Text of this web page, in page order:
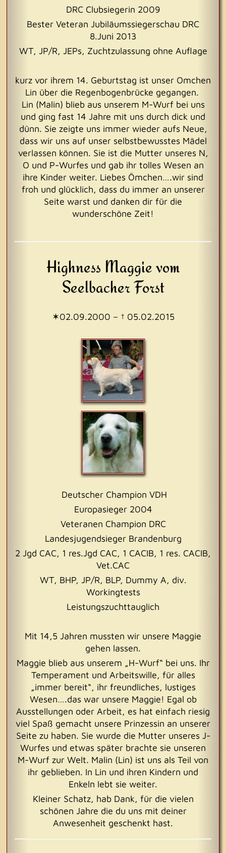
DRC Clubsiegerin 2009
Bester Veteran Jubiläumssiegerschau DRC
8.Juni 2013
WT, JP/R, JEPs, Zuchtzulassung ohne Auflage
kurz vor ihrem 14. Geburtstag ist unser Omchen
Lin über die Regenbogenbrücke gegangen.
Lin (Malin) blieb aus unserem M-Wurf bei uns
und ging fast 14 Jahre mit uns durch dick und
dünn. Sie zeigte uns immer wieder aufs Neue,
dass wir uns auf unser selbstbewusstes Mädel
verlassen können. Sie ist die Mutter unseres N,
O und P-Wurfes und gab ihr tolles Wesen an
ihre Kinder weiter. Liebes Ömchen….wir sind
froh und glücklich, dass du immer an unserer
Seite warst und danken dir für die
wunderschöne Zeit!
Highness Maggie vom
Seelbacher Forst
✶02.09.2000 – † 05.02.2015
Deutscher Champion VDH
Europasieger 2004
Veteranen Champion DRC
Landesjugendsieger Brandenburg
2 Jgd CAC, 1 res.Jgd CAC, 1 CACIB, 1 res. CACIB,
Vet.CAC
WT, BHP, JP/R, BLP, Dummy A, div.
Workingtests
Leistungszuchttauglich
Mit 14,5 Jahren mussten wir unsere Maggie
gehen lassen.
Maggie blieb aus unserem „H-Wurf“ bei uns. Ihr
Temperament und Arbeitswille, für alles
„immer bereit“, ihr freundliches, lustiges
Wesen….das war unsere Maggie! Egal ob
Ausstellungen oder Arbeit, es hat einfach riesig
viel Spaß gemacht unsere Prinzessin an unserer
Seite zu haben. Sie wurde die Mutter unseres J-
Wurfes und etwas später brachte sie unseren
M-Wurf zur Welt. Malin (Lin) ist uns als Teil von
ihr geblieben. In Lin und ihren Kindern und
Enkeln lebt sie weiter.
Kleiner Schatz, hab Dank, für die vielen
schönen Jahre die du uns mit deiner
Anwesenheit geschenkt hast.